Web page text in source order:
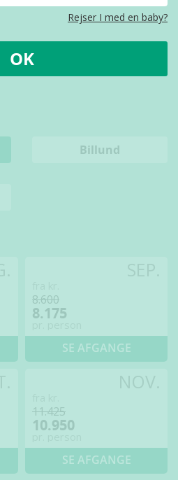
Rejser I med en baby?
OK
Billund
8.600
8.175
SE AFGANGE
11.425
10.950
SE AFGANGE